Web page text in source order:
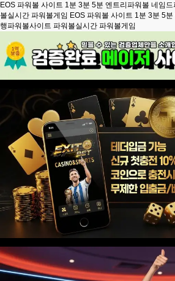
EOS 파워볼 사이트 1분 3분 5분 엔트리파워볼 네임
볼실시간 파워볼게임 EOS 파워볼 사이트 1분 3분 5
행파워볼사이트 파워볼실시간 파워볼게임